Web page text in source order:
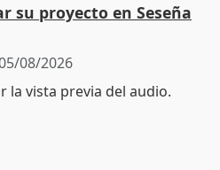
su proyecto en Seseña
08/2026